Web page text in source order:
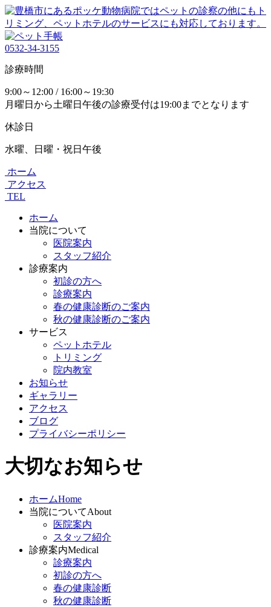
0532-34-3155
診療時間
9:00～12:00 / 16:00～19:30
月曜日から土曜日午後の診療受付は19:00までとなります
休診日
水曜、日曜・祝日午後
ホーム
アクセス
TEL
ホーム
当院について
医院案内
スタッフ紹介
診療案内
初診の方へ
診療案内
春の健康診断のご案内
秋の健康診断のご案内
サービス
ペットホテル
トリミング
院内教室
お知らせ
ギャラリー
アクセス
ブログ
プライバシーポリシー
大切なお知らせ
ホームHome
当院についてAbout
医院案内
スタッフ紹介
診療案内Medical
診療案内
初診の方へ
春の健康診断
秋の健康診断